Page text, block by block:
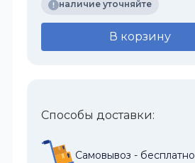
наличие уточняйте
В корзину
Способы доставки:
Самовывоз - бесплатно